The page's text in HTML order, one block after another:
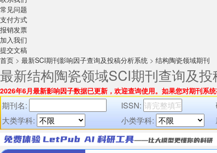
常见问题
支付方式
报销发票
加入我们
提交文稿
首页 > 最新SCI期刊影响因子查询及投稿分析系统 > 结构陶瓷领域期刊
最新结构陶瓷领域SCI期刊查询及
2026年6月最新影响因子数据已更新，欢迎查询使用。 如果您对期刊系
期刊名: ISSN:
大类学科:
小类学科: